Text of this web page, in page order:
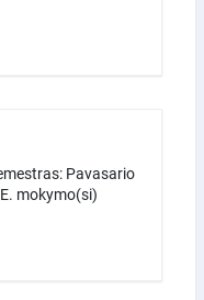
Pavasario
mokymo(si)